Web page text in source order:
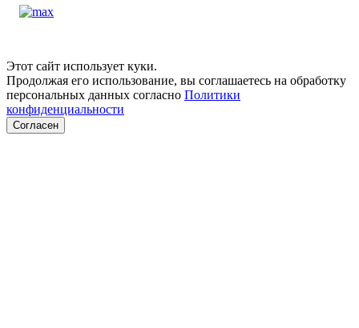
Этот сайт использует куки.
Продолжая его использование, вы соглашаетесь на обработку
персональных данных согласно Политики
конфиденциальности
Согласен